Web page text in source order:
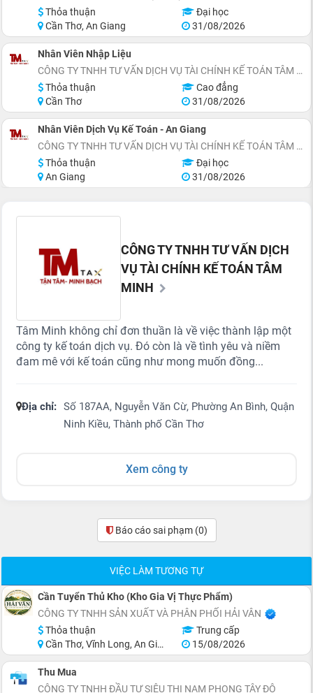
Thỏa thuận
Đại học
Cần Thơ, An Giang
31/08/2026
Nhân Viên Nhập Liệu
CÔNG TY TNHH TƯ VẤN DỊCH VỤ TÀI CHÍNH KẾ TOÁN TÂM MINH
Thỏa thuận
Cao đẳng
Cần Thơ
31/08/2026
Nhân Viên Dịch Vụ Kế Toán - An Giang
CÔNG TY TNHH TƯ VẤN DỊCH VỤ TÀI CHÍNH KẾ TOÁN TÂM MINH
Thỏa thuận
Đại học
An Giang
31/08/2026
CÔNG TY TNHH TƯ VẤN DỊCH
VỤ TÀI CHÍNH KẾ TOÁN TÂM
MINH
Tâm Minh không chỉ đơn thuần là về việc thành lập một
công ty kế toán dịch vụ. Đó còn là về tình yêu và niềm
đam mê với kế toán cũng như mong muốn đồng...
Địa chỉ: Số 187AA, Nguyễn Văn Cừ, Phường An Bình, Quận
Ninh Kiều, Thành phố Cần Thơ
Xem công ty
Báo cáo sai phạm (0)
VIỆC LÀM TƯƠNG TỰ
Cần Tuyển Thủ Kho (Kho Gia Vị Thực Phẩm)
CÔNG TY TNHH SẢN XUẤT VÀ PHÂN PHỐI HẢI VÂN
Thỏa thuận
Trung cấp
Cần Thơ, Vĩnh Long, An Giang, Kiên Giang, Đồng Tháp, Hậu Giang
15/08/2026
Thu Mua
CÔNG TY TNHH ĐẦU TƯ SIÊU THỊ NAM PHONG TÂY ĐÔ